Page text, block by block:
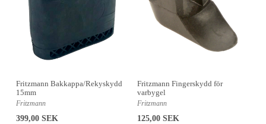
Fritzmann Bakkappa/Rekyskydd
15mm
Fritzmann
399,00 SEK
Fritzmann Fingerskydd för
varbygel
Fritzmann
125,00 SEK